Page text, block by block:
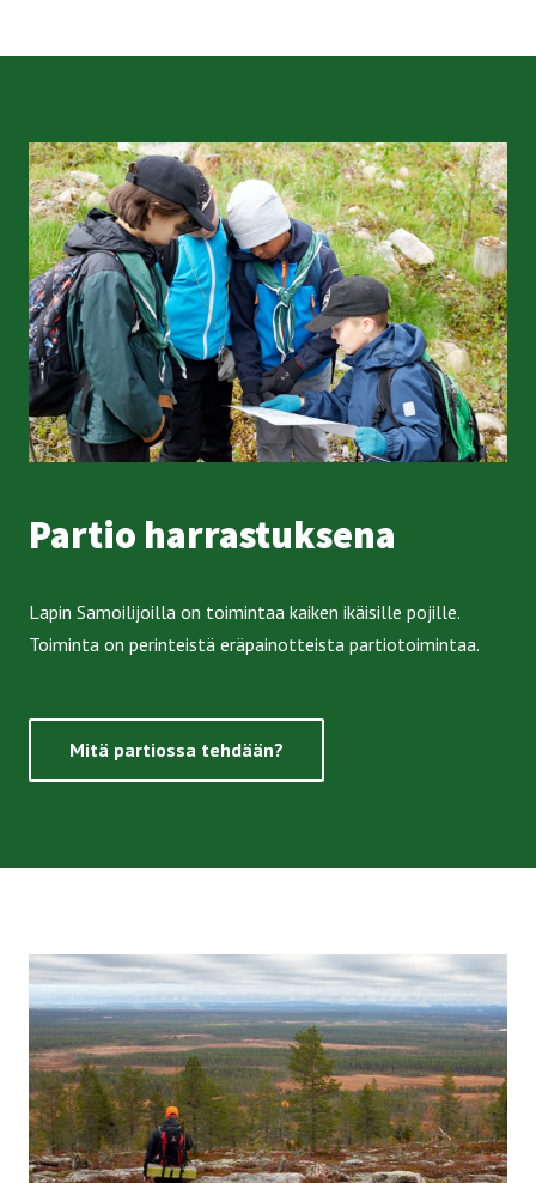
Par­tio har­ras­tuk­se­na
Lapin Samoilijoilla on toimintaa kaiken ikäisille pojille.
Toiminta on perinteistä eräpainotteista partiotoimintaa.
Mitä partiossa tehdään?